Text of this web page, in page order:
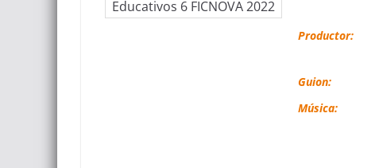
Productor:
Guion:
Música: